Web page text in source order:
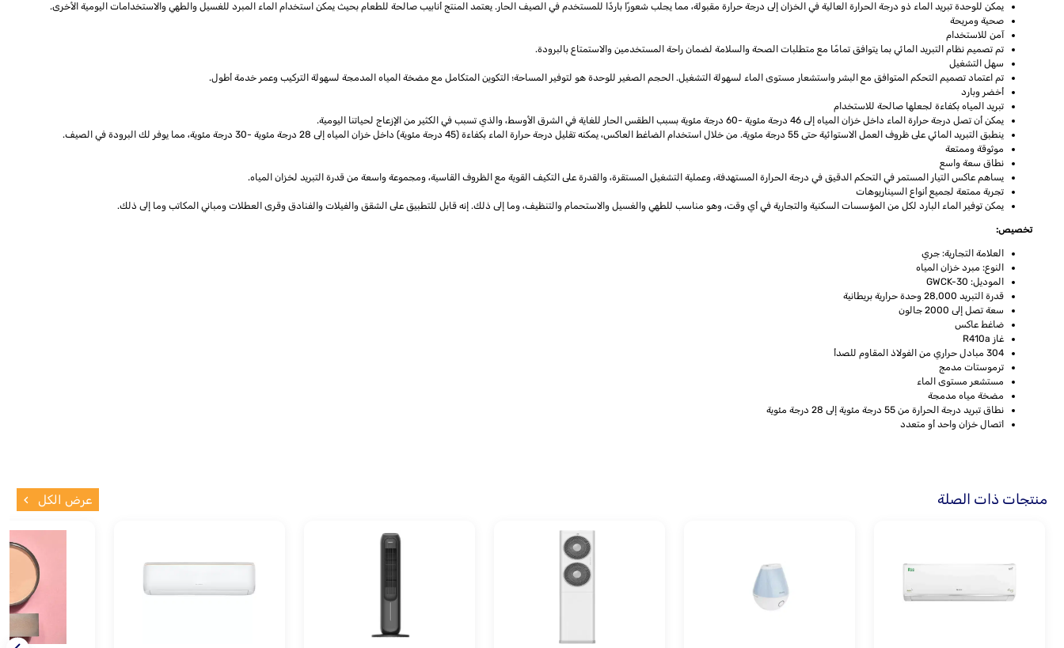
يمكن للوحدة تبريد الماء ذو درجة الحرارة العالية في الخزان إلى درجة حرارة مقبولة، مما يجلب شعورًا باردًا للمستخدم في الصيف الحار. يعتمد المنتج أنابيب صالحة للطعام بحيث يمكن استخدام الماء المبرد للغسيل والطهي والاستخدامات اليومية الأخرى.
صحية ومريحة
آمن للاستخدام
تم تصميم نظام التبريد المائي بما يتوافق تمامًا مع متطلبات الصحة والسلامة لضمان راحة المستخدمين والاستمتاع بالبرودة.
سهل التشغيل
تم اعتماد تصميم التحكم المتوافق مع البشر واستشعار مستوى الماء لسهولة التشغيل. الحجم الصغير للوحدة هو لتوفير المساحة؛ التكوين المتكامل مع مضخة المياه المدمجة لسهولة التركيب وعمر خدمة أطول.
أخضر وبارد
تبريد المياه بكفاءة لجعلها صالحة للاستخدام
يمكن أن تصل درجة حرارة الماء داخل خزان المياه إلى 46 درجة مئوية -60 درجة مئوية بسبب الطقس الحار للغاية في الشرق الأوسط، والذي تسبب في الكثير من الإزعاج لحياتنا اليومية.
ينطبق التبريد المائي على ظروف العمل الاستوائية حتى 55 درجة مئوية. من خلال استخدام الضاغط العاكس، يمكنه تقليل درجة حرارة الماء بكفاءة (45 درجة مئوية) داخل خزان المياه إلى 28 درجة مئوية -30 درجة مئوية، مما يوفر لك البرودة في الصيف.
موثوقة وممتعة
نطاق سعة واسع
يساهم عاكس التيار المستمر في التحكم الدقيق في درجة الحرارة المستهدفة، وعملية التشغيل المستقرة، والقدرة على التكيف القوية مع الظروف القاسية، ومجموعة واسعة من قدرة التبريد لخزان المياه.
تجربة ممتعة لجميع أنواع السيناريوهات
يمكن توفير الماء البارد لكل من المؤسسات السكنية والتجارية في أي وقت، وهو مناسب للطهي والغسيل والاستحمام والتنظيف، وما إلى ذلك. إنه قابل للتطبيق على الشقق والفيلات والفنادق وقرى العطلات ومباني المكاتب وما إلى ذلك.
تخصيص:
العلامة التجارية: جري
النوع: مبرد خزان المياه
الموديل: GWCK-30
قدرة التبريد 28,000 وحدة حرارية بريطانية
سعة تصل إلى 2000 جالون
ضاغط عاكس
غاز R410a
304 مبادل حراري من الفولاذ المقاوم للصدأ
ترموستات مدمج
مستشعر مستوى الماء
مضخة مياه مدمجة
نطاق تبريد درجة الحرارة من 55 درجة مئوية إلى 28 درجة مئوية
اتصال خزان واحد أو متعدد
منتجات ذات الصلة عرض الكل